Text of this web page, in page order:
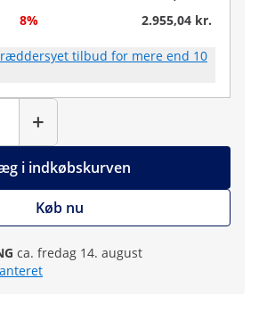
8% 2.955,04 kr.
tilbud for mere end 10
+
i indkøbskurven
Køb nu
ca. fredag 14. august